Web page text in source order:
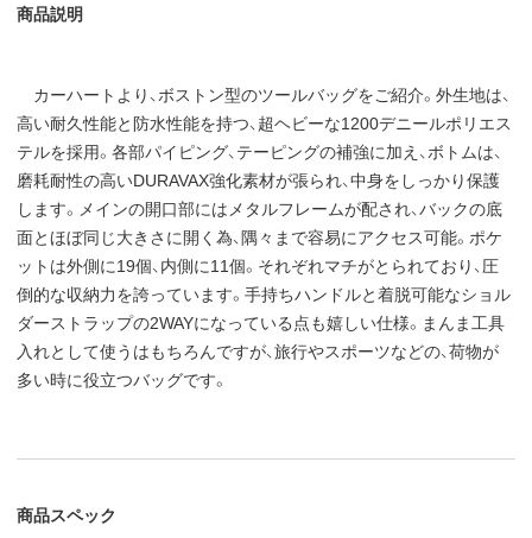
商品説明
カーハートより、ボストン型のツールバッグをご紹介。外生地は、
高い耐久性能と防水性能を持つ、超ヘビーな1200デニールポリエス
テルを採用。各部パイピング、テーピングの補強に加え、ボトムは、
磨耗耐性の高いDURAVAX強化素材が張られ、中身をしっかり保護
します。メインの開口部にはメタルフレームが配され、バックの底
面とほぼ同じ大きさに開く為、隅々まで容易にアクセス可能。ポケ
ットは外側に19個、内側に11個。それぞれマチがとられており、圧
倒的な収納力を誇っています。手持ちハンドルと着脱可能なショル
ダーストラップの2WAYになっている点も嬉しい仕様。まんま工具
入れとして使うはもちろんですが、旅行やスポーツなどの、荷物が
多い時に役立つバッグです。
商品スペック